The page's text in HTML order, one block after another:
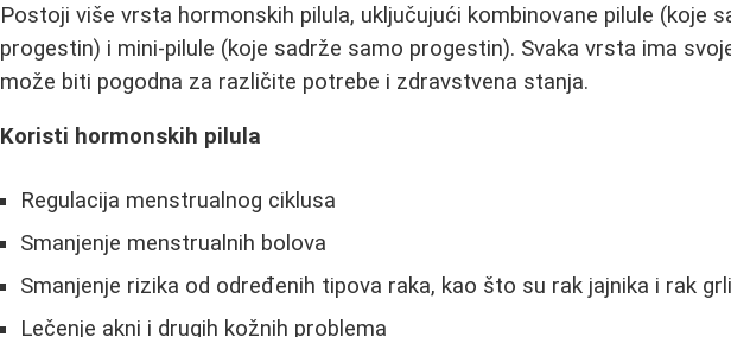
Postoji više vrsta hormonskih pilula, uključujući kombinovane pilule (koje
progestin) i mini-pilule (koje sadrže samo progestin). Svaka vrsta ima
može biti pogodna za različite potrebe i zdravstvena stanja.
Koristi hormonskih pilula
Regulacija menstrualnog ciklusa
Smanjenje menstrualnih bolova
Smanjenje rizika od određenih tipova raka, kao što su rak jajnika i rak
Lečenje akni i drugih kožnih problema